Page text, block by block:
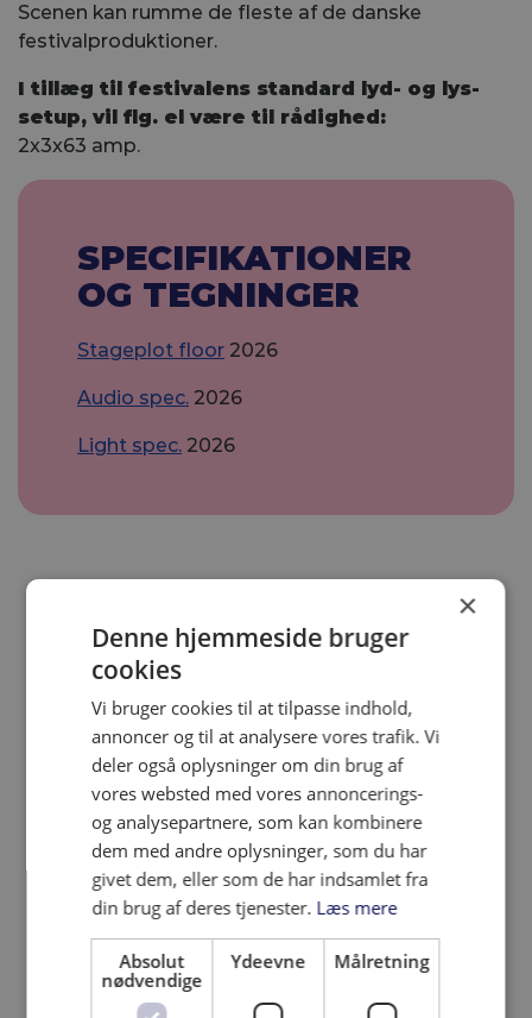
Scenen kan rumme de fleste af de danske
festivalproduktioner.
I tillæg til festivalens standard lyd- og lys-
setup, vil flg. el være til rådighed:
2x3x63 amp.
SPECIFIKATIONER
OG TEGNINGER
Stageplot floor 2026
Audio spec. 2026
Light spec. 2026
×
Denne hjemmeside bruger
cookies
Vi bruger cookies til at tilpasse indhold,
annoncer og til at analysere vores trafik. Vi
deler også oplysninger om din brug af
vores websted med vores annoncerings-
og analysepartnere, som kan kombinere
dem med andre oplysninger, som du har
givet dem, eller som de har indsamlet fra
din brug af deres tjenester. Læs mere
Absolut
nødvendige
Ydeevne Målretning